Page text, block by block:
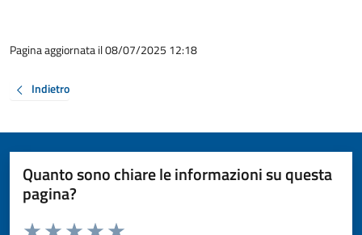
Pagina aggiornata il 08/07/2025 12:18
Indietro
Quanto sono chiare le informazioni su questa
pagina?
Valuta da 1 a 5 stelle la pagina